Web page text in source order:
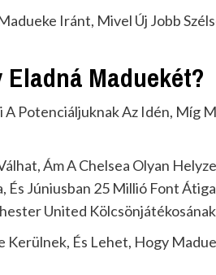
Iránt, Mivel Új Jobb
Eladná Maduekét?
Potenciáljuknak Az Idén, Míg
Ám A Chelsea Olyan
Júniusban 25 Millió Font
United Kölcsönjátékosának
Kerülnek, És Lehet, Hogy